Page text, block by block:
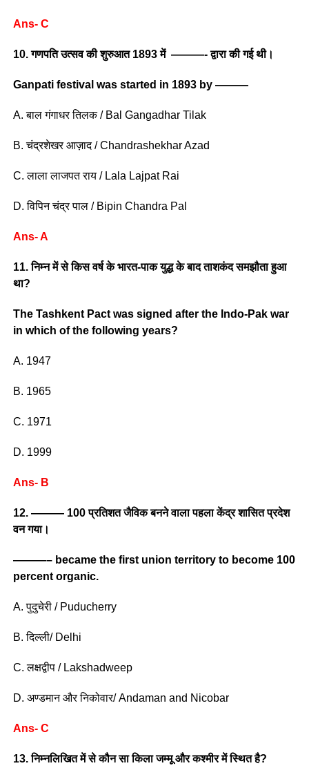
Ans- C
10. गणपति उत्सव की शुरुआत 1893 में ———- द्वारा की गई थी।
Ganpati festival was started in 1893 by ———
A. बाल गंगाधर तिलक / Bal Gangadhar Tilak
B. चंद्रशेखर आज़ाद / Chandrashekhar Azad
C. लाला लाजपत राय / Lala Lajpat Rai
D. विपिन चंद्र पाल / Bipin Chandra Pal
Ans- A
11. निम्न में से किस वर्ष के भारत-पाक युद्ध के बाद ताशकंद समझौता हुआ
था?
The Tashkent Pact was signed after the Indo-Pak war
in which of the following years?
A. 1947
B. 1965
C. 1971
D. 1999
Ans- B
12. ——— 100 प्रतिशत जैविक बनने वाला पहला केंद्र शासित प्रदेश
वन गया।
———– became the first union territory to become 100
percent organic.
A. पुदुचेरी / Puducherry
B. दिल्ली/ Delhi
C. लक्षद्वीप / Lakshadweep
D. अण्डमान और निकोवार/ Andaman and Nicobar
Ans- C
13. निम्नलिखित में से कौन सा किला जम्मू और कश्मीर में स्थित है?